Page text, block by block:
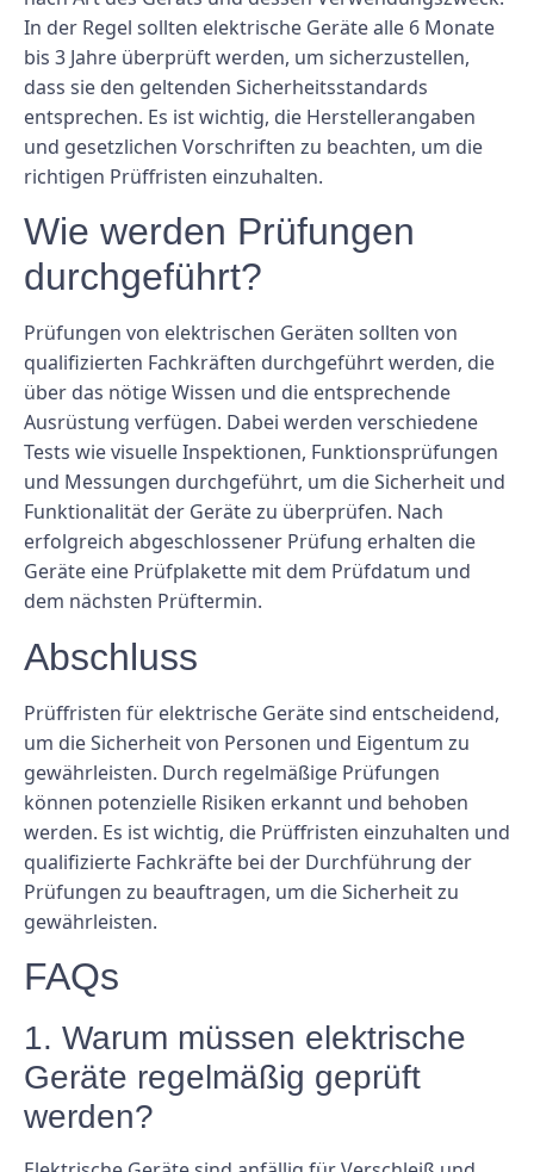
In der Regel sollten elektrische Geräte alle 6 Monate
bis 3 Jahre überprüft werden, um sicherzustellen,
dass sie den geltenden Sicherheitsstandards
entsprechen. Es ist wichtig, die Herstellerangaben
und gesetzlichen Vorschriften zu beachten, um die
richtigen Prüffristen einzuhalten.
Wie werden Prüfungen
durchgeführt?
Prüfungen von elektrischen Geräten sollten von
qualifizierten Fachkräften durchgeführt werden, die
über das nötige Wissen und die entsprechende
Ausrüstung verfügen. Dabei werden verschiedene
Tests wie visuelle Inspektionen, Funktionsprüfungen
und Messungen durchgeführt, um die Sicherheit und
Funktionalität der Geräte zu überprüfen. Nach
erfolgreich abgeschlossener Prüfung erhalten die
Geräte eine Prüfplakette mit dem Prüfdatum und
dem nächsten Prüftermin.
Abschluss
Prüffristen für elektrische Geräte sind entscheidend,
um die Sicherheit von Personen und Eigentum zu
gewährleisten. Durch regelmäßige Prüfungen
können potenzielle Risiken erkannt und behoben
werden. Es ist wichtig, die Prüffristen einzuhalten und
qualifizierte Fachkräfte bei der Durchführung der
Prüfungen zu beauftragen, um die Sicherheit zu
gewährleisten.
FAQs
1. Warum müssen elektrische
Geräte regelmäßig geprüft
werden?